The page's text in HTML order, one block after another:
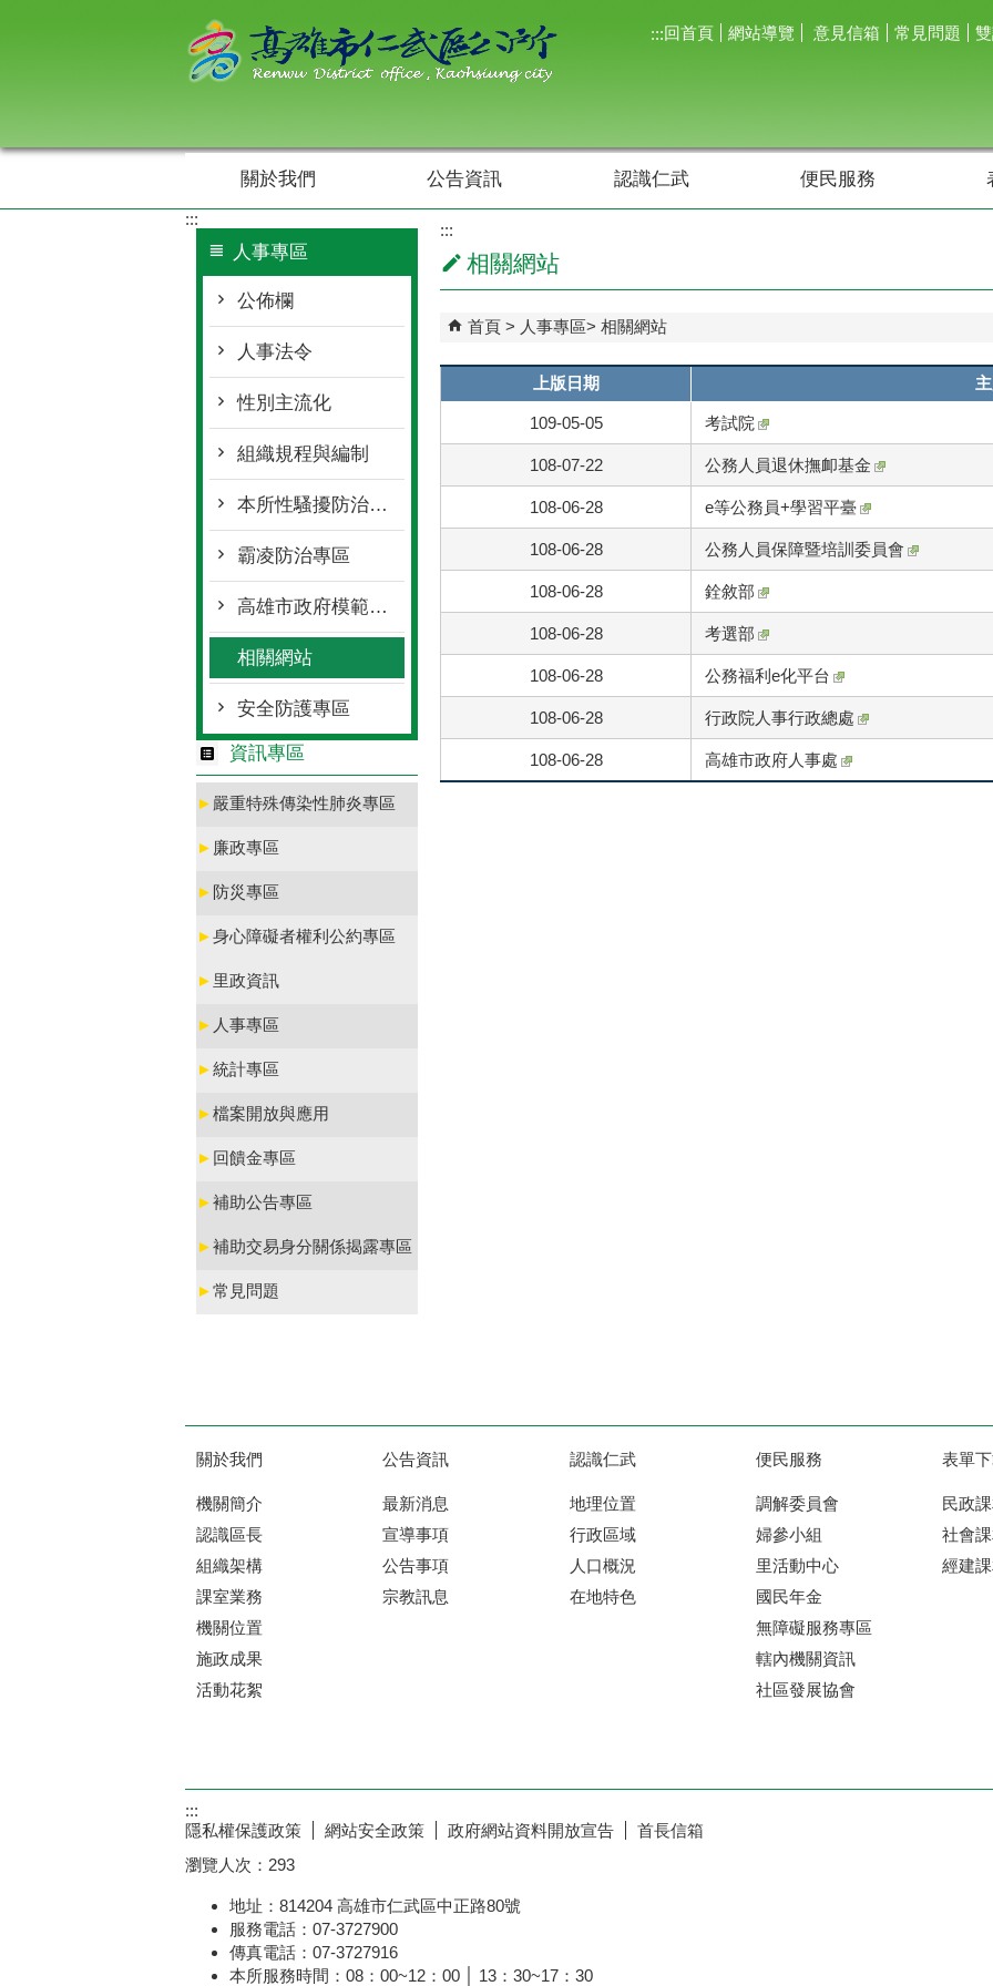
:::回首頁 網站導覽 意見信箱 常見問題
關於我們 公告資訊 認識仁武 便民服務
:::
人事專區
公佈欄
人事法令
性別主流化
組織規程與編制
本所性騷擾防治措施、申訴專區
霸凌防治專區
高雄市政府模範公務人員當選名冊
相關網站
安全防護專區
資訊專區
► 嚴重特殊傳染性肺炎專區
► 廉政專區
► 防災專區
►身心障礙者權利公約專區
► 里政資訊
► 人事專區
►統計專區
►檔案開放與應用
► 回饋金專區
►補助公告專區
►補助交易身分關係揭露專區
►常見問題
:::
相關網站
首頁 人事專區 相關網站
上版日期
109-05-05 考試院
108-07-22 公務人員退休撫卹基金
108-06-28 e等公務員+學習平臺
108-06-28 公務人員保障暨培訓委員會
108-06-28 銓敘部
108-06-28 考選部
108-06-28 公務福利e化平台
108-06-28 行政院人事行政總處
108-06-28 高雄市政府人事處
關於我們
機關簡介
認識區長
組織架構
課室業務
機關位置
施政成果
活動花絮
公告資訊
最新消息
宣導事項
公告事項
宗教訊息
認識仁武
地理位置
行政區域
人口概況
在地特色
便民服務
調解委員會
婦參小組
里活動中心
國民年金
無障礙服務專區
轄內機關資訊
社區發展協會
表單
民政
社會
經建
:::
隱私權保護政策
網站安全政策 政府網站資料開放宣告
首長信箱
瀏覽人次： 293
地址：814204 高雄市仁武區中正路80號
服務電話：07-3727900
傳真電話：07-3727916
本所服務時間：08：00~12：00 │ 13：30~17：30